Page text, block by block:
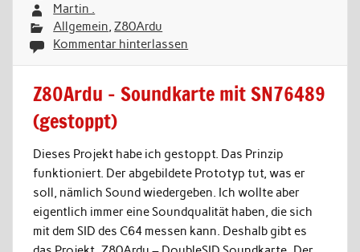
Martin .
Allgemein,Z80Ardu
Kommentar hinterlassen
Z80Ardu – Soundkarte mit SN76489
(gestoppt)
Dieses Projekt habe ich gestoppt. Das Prinzip
funktioniert. Der abgebildete Prototyp tut, was er
soll, nämlich Sound wiedergeben. Ich wollte aber
eigentlich immer eine Soundqualität haben, die sich
mit dem SID des C64 messen kann. Deshalb gibt es